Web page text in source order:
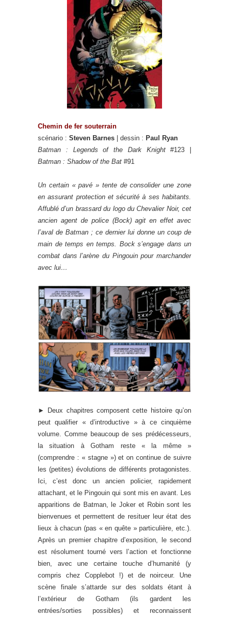
Chemin de fer souterrain
scénario : Steven Barnes | dessin : Paul Ryan
Batman : Legends of the Dark Knight#123 |
Batman : Shadow of the Bat #91
Un certain « pavé » tente de consolider une zone
en assurant protection et sécurité à ses habitants.
Affublé d’un brassard du logo du Chevalier Noir, cet
ancien agent de police (Bock) agit en effet avec
l’aval de Batman ; ce dernier lui donne un coup de
main de temps en temps. Bock s’engage dans un
combat dans l’arène du Pingouin pour marchander
avec lui…
► Deux chapitres composent cette histoire qu’on
peut qualifier « d’introductive » à ce cinquième
volume. Comme beaucoup de ses prédécesseurs,
la situation à Gotham reste « la même »
(comprendre : « stagne ») et on continue de suivre
les (petites) évolutions de différents protagonistes.
Ici, c’est donc un ancien policier, rapidement
attachant, et le Pingouin qui sont mis en avant. Les
apparitions de Batman, le Joker et Robin sont les
bienvenues et permettent de resituer leur état des
lieux à chacun (pas « en quête » particulière, etc.).
Après un premier chapitre d’exposition, le second
est résolument tourné vers l’action et fonctionne
bien, avec une certaine touche d’humanité (y
compris chez Copplebot !) et de noirceur. Une
scène finale s’attarde sur des soldats étant à
l’extérieur de Gotham (ils gardent les
entrées/sorties possibles) et reconnaissent